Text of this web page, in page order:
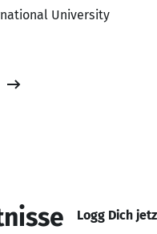
University
Logg Dich